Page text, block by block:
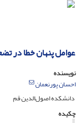
عوامل پنهان خطا در
نویسنده
احسان پورنعمان
دانشکده اصول‌الدین قم
چکیده